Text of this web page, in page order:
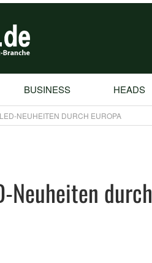
BUSINESS HEADS
NEUHEITEN DURCH EUROPA
Neuheiten durch